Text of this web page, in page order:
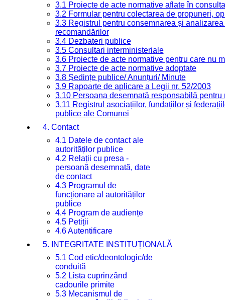
3.1 Proiecte de acte normative aflate în
3.2 Formular pentru colectarea de propuneri,
3.3 Registrul pentru consemnarea și
recomandărilor
3.4 Dezbateri publice
3.5 Consultari interministeriale
3.6 Proiecte de acte normative pentru care nu
3.7 Proiecte de acte normative adoptate
3.8 Ședințe publice/ Anunțuri/ Minute
3.9 Rapoarte de aplicare a Legii nr. 52/2003
3.10 Persoana desemnată responsabilă
3.11 Registrul asociațiilor, fundațiilor și
publice ale Comunei
4. Contact
4.1 Datele de contact ale
autorităților publice
4.2 Relații cu presa -
persoană desemnată, date
de contact
4.3 Programul de
funcționare al autorităților
publice
4.4 Program de audiențe
4.5 Petiții
4.6 Autentificare
5. INTEGRITATE INSTITUȚIONALĂ
5.1 Cod etic/deontologic/de
conduită
5.2 Lista cuprinzând
cadourile primite
5.3 Mecanismul de